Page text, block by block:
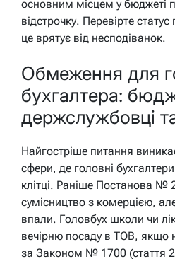
основним місцем у бюджеті
відстрочку. Перевірте
це врятує від несподіванок.
Обмеження для
бухгалтера:
держслужбовці
Найгостріше питання
сфери, де головні
клітці. Раніше Постанова №
сумісництво з комерцією,
впали. Головбух школи чи
вечірню посаду в ТОВ, якщо
за Законом № 1700 (стаття